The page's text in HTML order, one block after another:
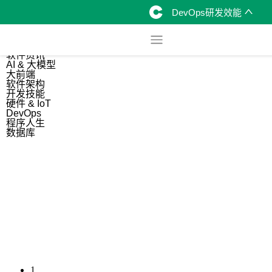
DevOps研发效能
软件资讯
AI & 大模型
大前端
软件架构
开发技能
硬件 & IoT
DevOps
程序人生
数据库
1